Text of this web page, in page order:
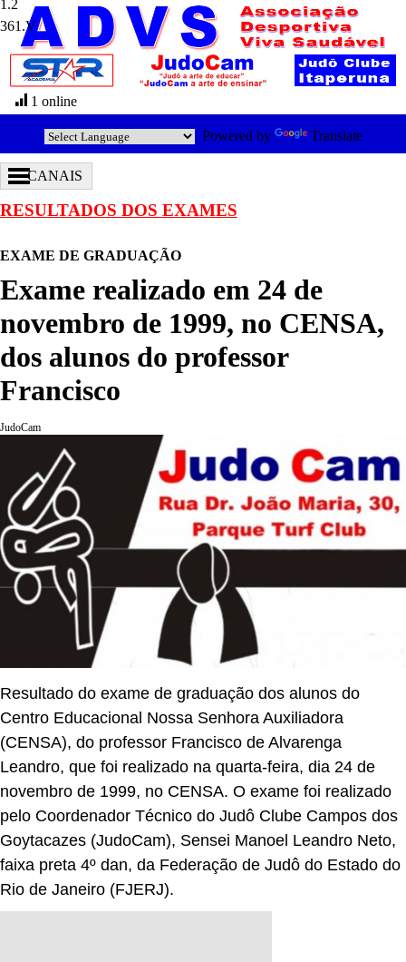
1 online
Powered by Translate
CANAIS
RESULTADOS DOS EXAMES
EXAME DE GRADUAÇÃO
Exame realizado em 24 de
novembro de 1999, no CENSA,
dos alunos do professor
Francisco
361.V
JudoCam
Resultado do exame de graduação dos alunos do
Centro Educacional Nossa Senhora Auxiliadora
(CENSA), do professor Francisco de Alvarenga
Leandro, que foi realizado na quarta-feira, dia 24 de
novembro de 1999, no CENSA. O exame foi realizado
pelo Coordenador Técnico do Judô Clube Campos dos
Goytacazes (JudoCam), Sensei Manoel Leandro Neto,
faixa preta 4º dan, da Federação de Judô do Estado do
Rio de Janeiro (FJERJ).